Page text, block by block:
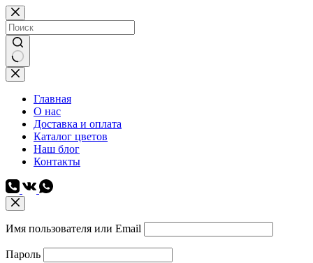
Перейти
к
сути
Ничего
не
найденоГлавная
О нас
Доставка и оплата
Каталог цветов
Наш блог
Контакты
Имя пользователя или Email
Пароль